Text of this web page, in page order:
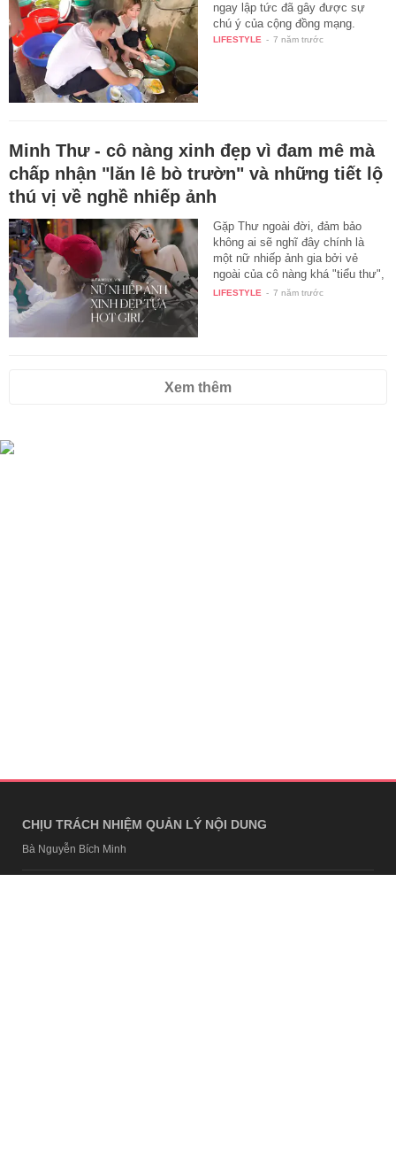
ngay lập tức đã gây được sự
chú ý của cộng đồng mạng.
LIFESTYLE - 7 năm trước
Minh Thư - cô nàng xinh đẹp vì đam mê mà
chấp nhận "lăn lê bò trườn" và những tiết lộ
thú vị về nghề nhiếp ảnh
Gặp Thư ngoài đời, đảm bảo
không ai sẽ nghĩ đây chính là
một nữ nhiếp ảnh gia bởi vẻ
ngoài của cô nàng khá "tiểu thư",
…
LIFESTYLE - 7 năm trước
Xem thêm
CHỊU TRÁCH NHIỆM QUẢN LÝ NỘI DUNG
Bà Nguyễn Bích Minh